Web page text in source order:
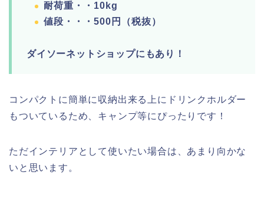
耐荷重・・10kg
値段・・・500円（税抜）
ダイソーネットショップにもあり！
コンパクトに簡単に収納出来る上にドリンクホルダー
もついているため、キャンプ等にぴったりです！
ただインテリアとして使いたい場合は、あまり向かな
いと思います。